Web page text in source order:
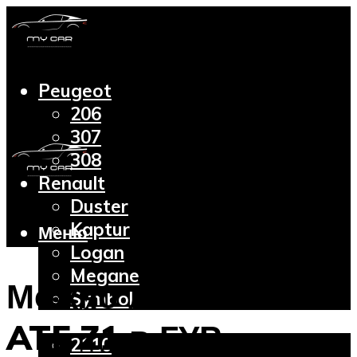
Peugeot
206
307
308
Renault
Duster
Kaptur
Logan
Megane
Symbol
Lada
2110
Меню
Можно ли заливать
ATF Z1 в ГУР